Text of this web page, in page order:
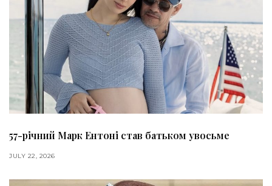
57-річний Марк Ентоні став батьком увосьме
JULY 22, 2026